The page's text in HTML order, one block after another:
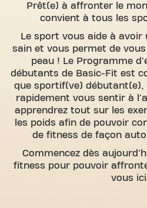
Prêt(e) à affronter le
convient à tous les
Le sport vous aide à
sain et vous permet de
peau ! Le Programme
débutants de Basic-Fit est
que sportif(ve) débutant(e),
rapidement vous sentir à
apprendrez tout sur les
les poids afin de pouvoir
de fitness de façon
Commencez dès
fitness pour pouvoir
vous